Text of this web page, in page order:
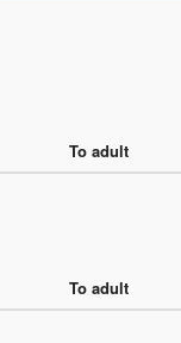
To adult
To adult